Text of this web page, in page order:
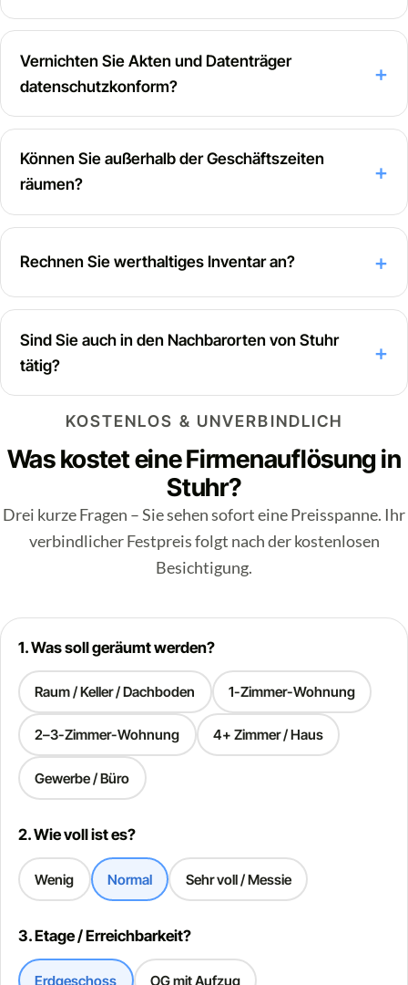
Vernichten Sie Akten und Datenträger
datenschutzkonform?
Können Sie außerhalb der Geschäftszeiten
räumen?
Rechnen Sie werthaltiges Inventar an?
Sind Sie auch in den Nachbarorten von Stuhr
tätig?
KOSTENLOS & UNVERBINDLICH
Was kostet eine Firmenauflösung in
Stuhr?
Drei kurze Fragen – Sie sehen sofort eine Preisspanne. Ihr
verbindlicher Festpreis folgt nach der kostenlosen
Besichtigung.
1. Was soll geräumt werden?
Raum / Keller / Dachboden 1-Zimmer-Wohnung
2–3-Zimmer-Wohnung 4+ Zimmer / Haus
Gewerbe / Büro
2. Wie voll ist es?
Wenig Normal Sehr voll / Messie
3. Etage / Erreichbarkeit?
Erdgeschoss OG mit Aufzug